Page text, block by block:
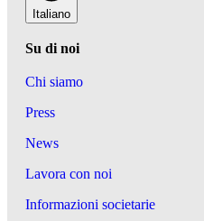
Italiano
Su di noi
Chi siamo
Press
News
Lavora con noi
Informazioni societarie